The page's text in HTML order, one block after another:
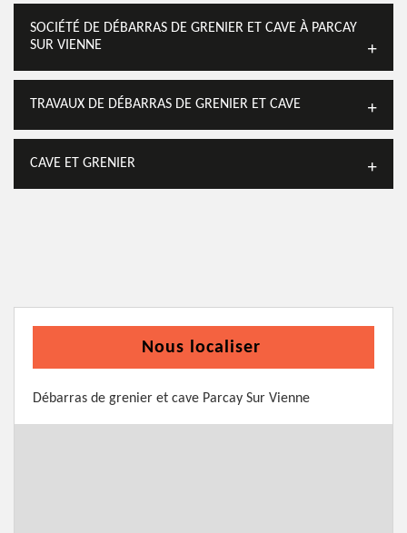
SOCIÉTÉ DE DÉBARRAS DE GRENIER ET CAVE À PARCAY
SUR VIENNE
TRAVAUX DE DÉBARRAS DE GRENIER ET CAVE
CAVE ET GRENIER
Nous localiser
Débarras de grenier et cave Parcay Sur Vienne